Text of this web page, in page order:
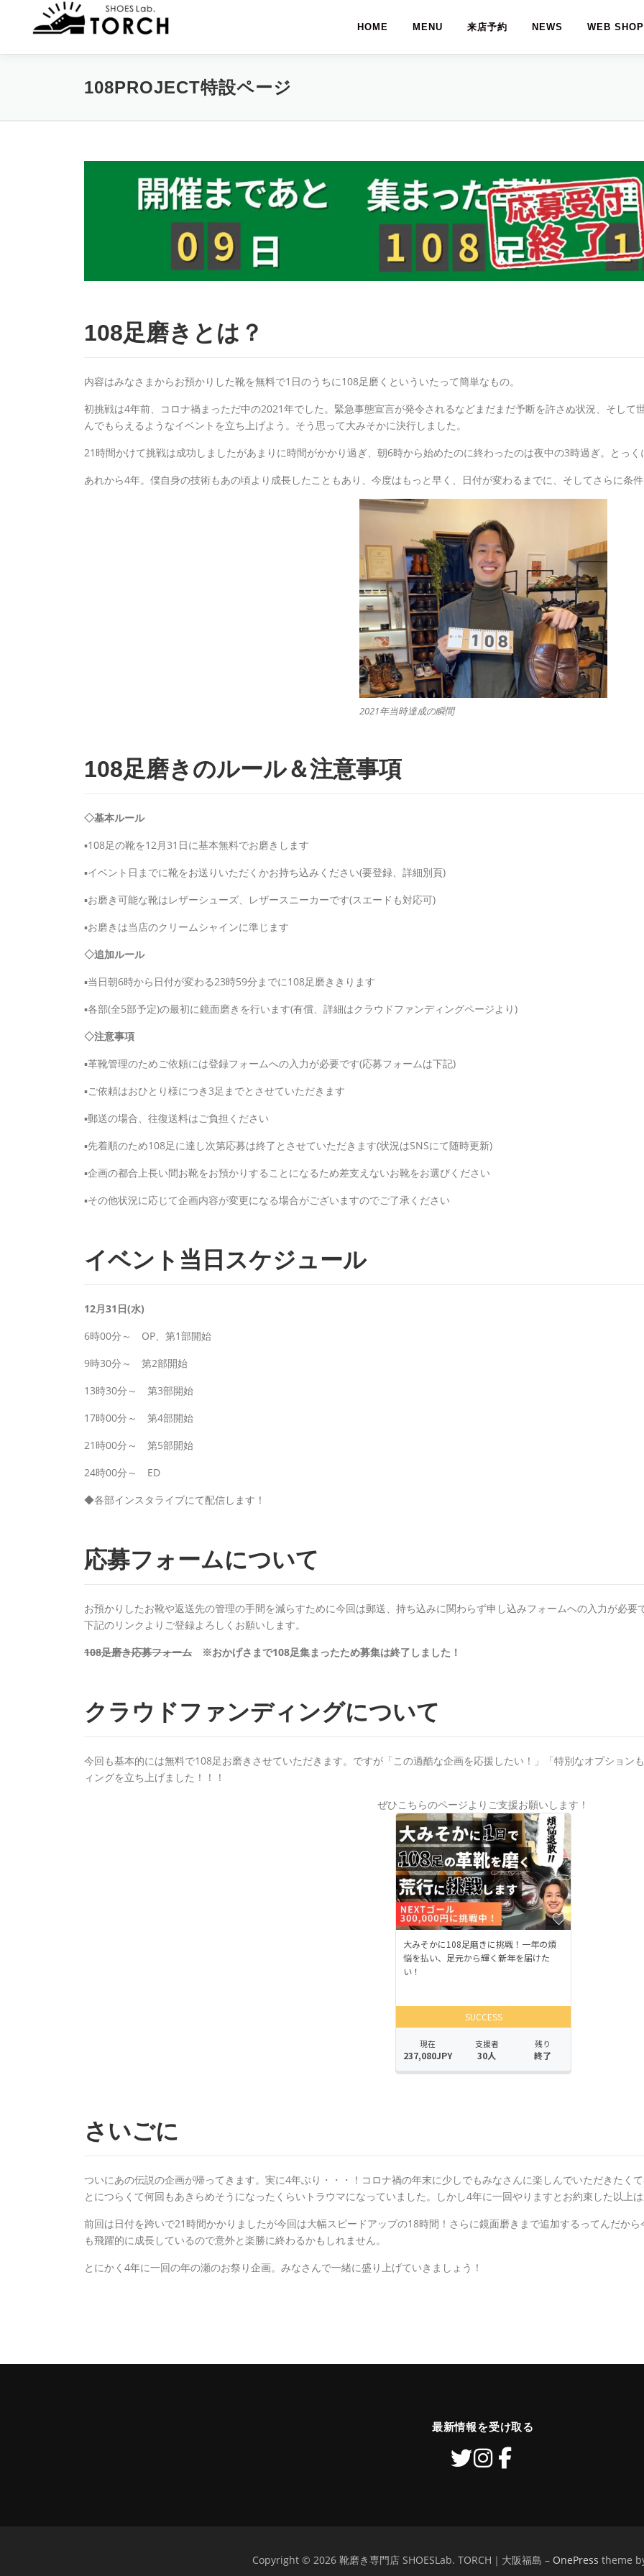
ン
HOME MENU 来店予約 NEWS WEB SHOP
108PROJECT特設ページ
108足磨きとは？
内容はみなさまからお預かりした靴を無料で1日のうちに108足磨くといういたって簡単なもの。
初挑戦は4年前、コロナ禍まっただ中の2021年でした。緊急事態宣言が発令されるなどまだまだ予断を許さぬ状況、そして
んでもらえるようなイベントを立ち上げよう。そう思って大みそかに決行しました。
21時間かけて挑戦は成功しましたがあまりに時間がかかり過ぎ、朝6時から始めたのに終わったのは夜中の3時過ぎ。とっく
あれから4年。僕自身の技術もあの頃より成長したこともあり、今度はもっと早く、日付が変わるまでに、そしてさらに条
2021年当時達成の瞬間
108足磨きのルール＆注意事項
◇基本ルール
▪108足の靴を12月31日に基本無料でお磨きします
▪イベント日までに靴をお送りいただくかお持ち込みください(要登録、詳細別頁)
▪お磨き可能な靴はレザーシューズ、レザースニーカーです(スエードも対応可)
▪お磨きは当店のクリームシャインに準じます
◇追加ルール
▪当日朝6時から日付が変わる23時59分までに108足磨ききります
▪各部(全5部予定)の最初に鏡面磨きを行います(有償、詳細はクラウドファンディングページより)
◇注意事項
▪革靴管理のためご依頼には登録フォームへの入力が必要です(応募フォームは下記)
▪ご依頼はおひとり様につき3足までとさせていただきます
▪郵送の場合、往復送料はご負担ください
▪先着順のため108足に達し次第応募は終了とさせていただきます(状況はSNSにて随時更新)
▪企画の都合上長い間お靴をお預かりすることになるため差支えないお靴をお選びください
▪その他状況に応じて企画内容が変更になる場合がございますのでご了承ください
イベント当日スケジュール
12月31日(水)
6時00分～ OP、第1部開始
9時30分～ 第2部開始
13時30分～ 第3部開始
17時00分～ 第4部開始
21時00分～ 第5部開始
24時00分～ ED
◆各部インスタライブにて配信します！
応募フォームについて
お預かりしたお靴や返送先の管理の手間を減らすために今回は郵送、持ち込みに関わらず申し込みフォームへの入力が必
下記のリンクよりご登録よろしくお願いします。
108足磨き応募フォーム ※おかげさまで108足集まったため募集は終了しました！
クラウドファンディングについて
今回も基本的には無料で108足お磨きさせていただきます。ですが「この過酷な企画を応援したい！」「特別なオプション
ィングを立ち上げました！！！
ぜひこちらのページよりご支援お願いします！
さいごに
ついにあの伝説の企画が帰ってきます。実に4年ぶり・・・！コロナ禍の年末に少しでもみなさんに楽しんでいただきたく
とにつらくて何回もあきらめそうになったくらいトラウマになっていました。しかし4年に一回やりますとお約束した以上
前回は日付を跨いで21時間かかりましたが今回は大幅スピードアップの18時間！さらに鏡面磨きまで追加するってんだか
も飛躍的に成長しているので意外と楽勝に終わるかもしれません。
とにかく4年に一回の年の瀬のお祭り企画。みなさんで一緒に盛り上げていきましょう！
最新情報を受け取る
Copyright © 2026 靴磨き専門店 SHOESLab. TORCH｜大阪福島 – OnePress theme